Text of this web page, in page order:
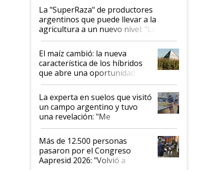
La "SuperRaza" de productores
argentinos que puede llevar a la
agricultura a un nuevo nivel: "Las
posibilidades de crecimiento son
infinitas"
El maíz cambió: la nueva
característica de los híbridos
que abre una oportunidad en
el lote
La experta en suelos que visitó
un campo argentino y tuvo
una revelación: "Me
impresionó mucho"
Más de 12.500 personas
pasaron por el Congreso
Aapresid 2026: "Volvió a